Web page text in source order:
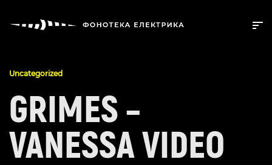
Uncategorized
GRIMES –
VANESSA VIDEO